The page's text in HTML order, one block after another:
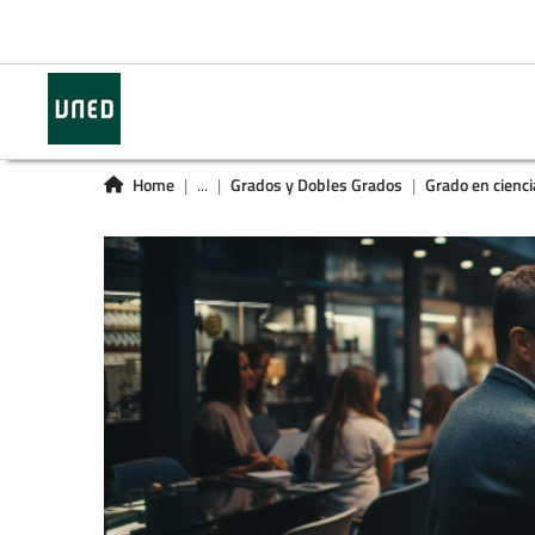
Home ... Grados y Dobles Grados Grado en